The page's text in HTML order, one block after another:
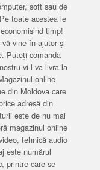
soft sau de
toate acestea le
timp!
vine în ajutor și
Puteți comanda
vi-l va livra la
online
din Moldova care
adresă din
este de nu mai
magazinul online
tehnică audio
este numărul
printre care se